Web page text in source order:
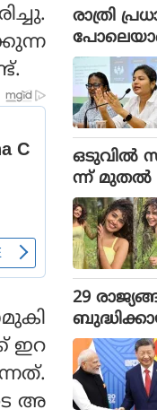
ഇറ
അ
രാത്രി
ത്,
ക്കെതിരെ
ഒടുവില്‍
ന്ന് മുതല്‍
അനുപമ
പ്പ്
മീഡിയ
29
രംഭിച്ച്